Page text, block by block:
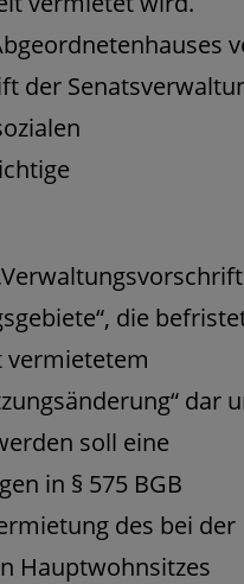
der
die
vermietetem
dar
soll eine
in § 575 BGB
des bei der
Hauptwohnsitzes